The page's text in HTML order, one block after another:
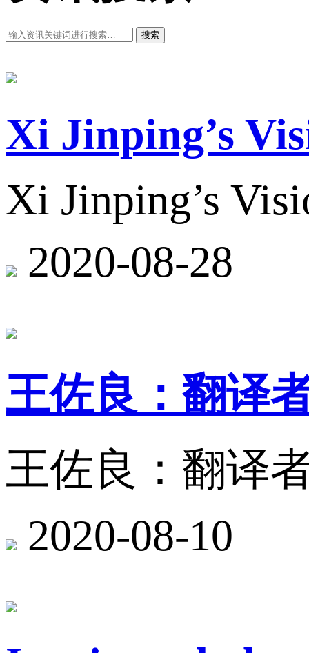
搜索
Xi Jinping’s
Xi Jinping’s
2020-08-28
王佐良：翻译
王佐良：翻译
2020-08-10